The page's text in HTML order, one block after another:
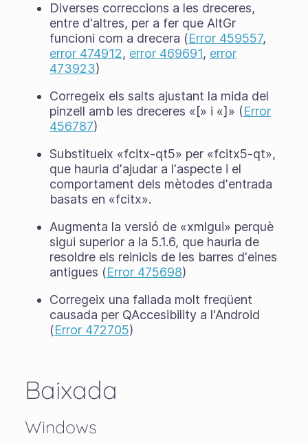
Diverses correccions a les dreceres,
entre d'altres, per a fer que AltGr
funcioni com a drecera (Error 459557,
error 474912, error 469691, error
473923)
Corregeix els salts ajustant la mida del
pinzell amb les dreceres «[» i «]» (Error
456787)
Substitueix «fcitx-qt5» per «fcitx5-qt»,
que hauria d'ajudar a l'aspecte i el
comportament dels mètodes d'entrada
basats en «fcitx».
Augmenta la versió de «xmlgui» perquè
sigui superior a la 5.1.6, que hauria de
resoldre els reinicis de les barres d'eines
antigues (Error 475698)
Corregeix una fallada molt freqüent
causada per QAccesibility a l'Android
(Error 472705)
Baixada
Windows